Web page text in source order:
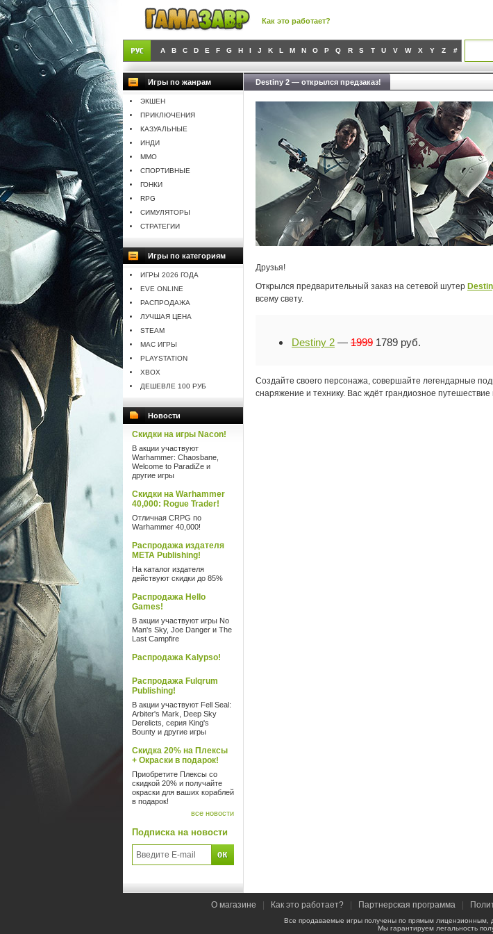
Как это работает?
A B C D E F G H I J K L M N O P Q R S T U V W X Y Z #
Игры по жанрам
ЭКШЕН
ПРИКЛЮЧЕНИЯ
КАЗУАЛЬНЫЕ
ИНДИ
MMO
СПОРТИВНЫЕ
ГОНКИ
RPG
СИМУЛЯТОРЫ
СТРАТЕГИИ
Игры по категориям
ИГРЫ 2026 ГОДА
EVE ONLINE
РАСПРОДАЖА
ЛУЧШАЯ ЦЕНА
STEAM
MAC ИГРЫ
PLAYSTATION
XBOX
ДЕШЕВЛЕ 100 РУБ
Новости
Скидки на игры Nacon!
В акции участвуют
Warhammer: Chaosbane,
Welcome to ParadiZe и
другие игры
Скидки на Warhammer
40,000: Rogue Trader!
Отличная CRPG по
Warhammer 40,000!
Распродажа издателя
META Publishing!
На каталог издателя
действуют скидки до 85%
Распродажа Hello
Games!
В акции участвуют игры No
Man's Sky, Joe Danger и The
Last Campfire
Распродажа Kalypso!
Распродажа Fulqrum
Publishing!
В акции участвуют Fell Seal:
Arbiter's Mark, Deep Sky
Derelicts, серия King's
Bounty и другие игры
Скидка 20% на Плексы
+ Окраски в подарок!
Приобретите Плексы со
скидкой 20% и получайте
окраски для ваших кораблей
в подарок!
все новости
Подписка на новости
Destiny 2 — открылся предзаказ!
Друзья!
Открылся предварительный заказ на сетевой шутер
всему свету.
Destiny 2 — 1999 1789 руб.
Создайте своего персонажа, совершайте легендарные
снаряжение и технику. Вас ждёт грандиозное
О магазине Как это работает? Партнерская программа
Все продаваемые игры получены по прямым лицензионным,
Мы гарантируем легальность